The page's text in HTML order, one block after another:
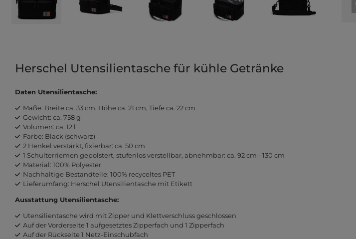
Herschel Utensilientasche für kühle Getränke
Daten Utensilientasche:
Maße: Breite ca. 33 cm, Höhe ca. 21 cm, Tiefe ca. 22 cm
Gewicht: ca. 758 g
Volumen: ca. 12 l
Farbe: Black (schwarz)
2 Henkel verstärkt, fixierbar: ca. 50 cm
1 Schulterriemen gepolstert, stufenlos verstellbar, abnehmbar: ca. 92 cm - 130 cm
Material: 100% Polyester
Nachhaltige Bestandteile: 100% recyceltes PET
Lieferumfang: Herschel Utensilientasche mit Etikett
Ausstattung Utensilientasche:
Utensilientasche wird mit Zipper und Klettverschluss geschlossen
Auf der Vorderseite 1 aufgesetztes Zipperfach und 1 Zipperfach
Auf der Rückseite 1 Netz-Einschubfach